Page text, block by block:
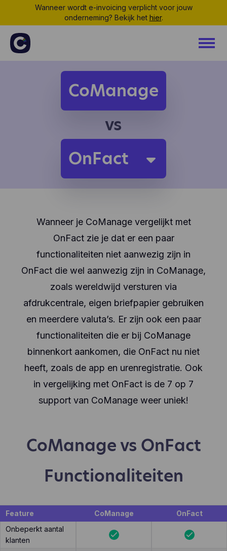
Wanneer wordt e-invoicing verplicht voor jouw
onderneming? Bekijk het hier.
CoManage
vs
OnFact
Wanneer je CoManage vergelijkt met
OnFact zie je dat er een paar
functionaliteiten niet aanwezig zijn in
OnFact die wel aanwezig zijn in CoManage,
zoals wereldwijd versturen via
afdrukcentrale, eigen briefpapier gebruiken
en meerdere valuta’s. Er zijn ook een paar
functionaliteiten die er bij CoManage
binnenkort aankomen, die OnFact nu niet
heeft, zoals de app en urenregistratie. Ook
in vergelijking met OnFact is de 7 op 7
support van CoManage weer uniek!
CoManage vs OnFact
Functionaliteiten
Feature CoManage
OnFact
Onbeperkt aantal
klanten